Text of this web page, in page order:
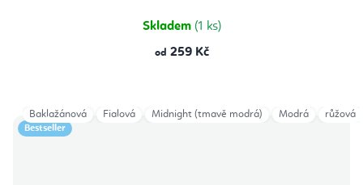
Skladem (1 ks)
od 259 Kč
Bestseller
Baklažánová Fialová Midnight (tmavě modrá) Modrá růžová